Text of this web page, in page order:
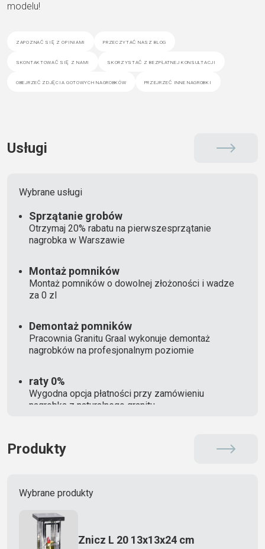
modelu!
zapoznać się z opiniami przeczytać nasz blog
skontaktować się z nami skorzystać z bezpłatnej konsultacji
obejrzeć zdjęcia gotowych nagrobków przejrzeć inne nagrobki
Usługi
Wybrane usługi
Sprzątanie grobów
Otrzymaj 20% rabatu na pierwszesprzątanie
nagrobka w Warszawie
Montaż pomników
Montaż pomników o dowolnej złożoności i wadze
za 0 zl
Demontaż pomników
Pracownia Granitu Graal wykonuje demontaż
nagrobków na profesjonalnym poziomie
raty 0%
Wygodna opcja płatności przy zamówieniu
nagrobka z naturalnego granitu
Produkty
Wybrane produkty
Znicz L 20 13x13x24 cm